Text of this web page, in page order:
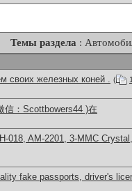
Темы раздела :
своих железных коней . (
信：Scottbowers44 )在
018, AM-2201, 3-MMC
fake passports, driver's